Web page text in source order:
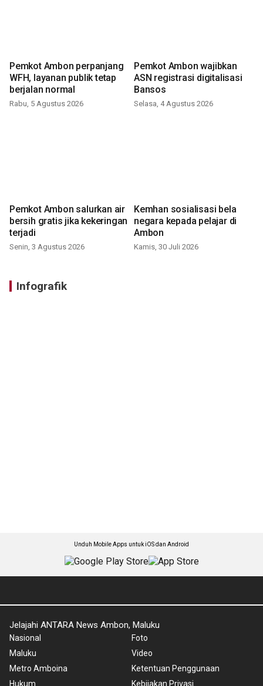
Pemkot Ambon perpanjang
WFH, layanan publik tetap
berjalan normal
Rabu, 5 Agustus 2026
Pemkot Ambon wajibkan
ASN registrasi digitalisasi
Bansos
Selasa, 4 Agustus 2026
Pemkot Ambon salurkan air
bersih gratis jika kekeringan
terjadi
Senin, 3 Agustus 2026
Kemhan sosialisasi bela
negara kepada pelajar di
Ambon
Kamis, 30 Juli 2026
Infografik
Unduh Mobile Apps untuk iOS dan Android
Jelajahi ANTARA News Ambon, Maluku
Nasional
Maluku
Metro Amboina
Hukum
Foto
Video
Ketentuan Penggunaan
Kebijakan Privasi